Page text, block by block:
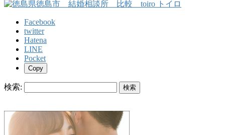
Facebook
twitter
Hatena
LINE
Pocket
Copy
検索: